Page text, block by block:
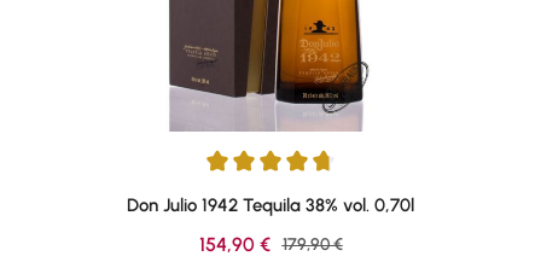
Average rating of 4.84 out of 5 stars
Don Julio 1942 Tequila 38% vol. 0,70l
Sale price:
154,90 € Regular price:
179,90 €